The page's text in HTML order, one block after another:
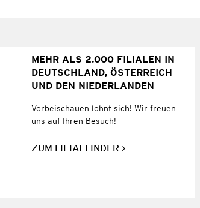
MEHR ALS 2.000 FILIALEN IN
DEUTSCHLAND, ÖSTERREICH
UND DEN NIEDERLANDEN
Vorbeischauen lohnt sich! Wir freuen
uns auf Ihren Besuch!
ZUM FILIALFINDER